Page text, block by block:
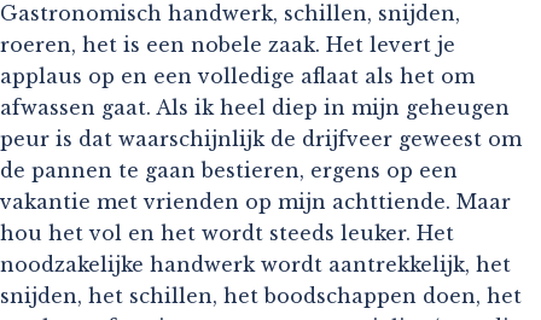
Gastronomisch handwerk, schillen, snijden,
roeren, het is een nobele zaak. Het levert je
applaus op en een volledige aflaat als het om
afwassen gaat. Als ik heel diep in mijn geheugen
peur is dat waarschijnlijk de drijfveer geweest om
de pannen te gaan bestieren, ergens op een
vakantie met vrienden op mijn achttiende. Maar
hou het vol en het wordt steeds leuker. Het
noodzakelijke handwerk wordt aantrekkelijk, het
snijden, het schillen, het boodschappen doen, het